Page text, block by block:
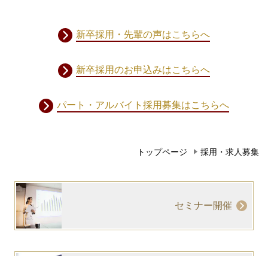
新卒採用・先輩の声はこちらへ
新卒採用のお申込みはこちらへ
パート・アルバイト採用募集はこちらへ
トップページ 採用・求人募集
セミナー開催